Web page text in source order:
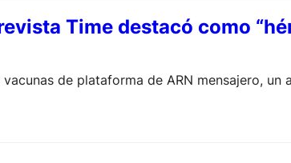
Time destacó como
de plataforma de ARN mensajero, un